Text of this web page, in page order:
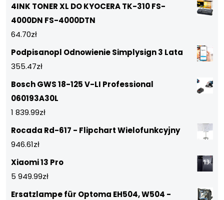
4INK TONER XL DO KYOCERA TK-310 FS-
4000DN FS-4000DTN
64.70zł
Podpisanopl Odnowienie Simplysign 3 Lata
355.47zł
Bosch GWS 18-125 V-LI Professional
060193A30L
1 839.99zł
Rocada Rd-617 - Flipchart Wielofunkcyjny
946.61zł
Xiaomi 13 Pro
5 949.99zł
Ersatzlampe für Optoma EH504, W504 -